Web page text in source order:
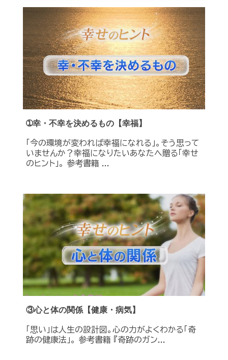
➀幸・不幸を決めるもの【幸福】
「今の環境が変われば幸福になれる」。そう思って
いませんか？幸福になりたいあなたへ贈る「幸せ
のヒント」。 参考書籍 ...
③心と体の関係【健康・病気】
「思い」は人生の設計図。心の力がよくわかる「奇
跡の健康法」。 参考書籍 『奇跡のガン...